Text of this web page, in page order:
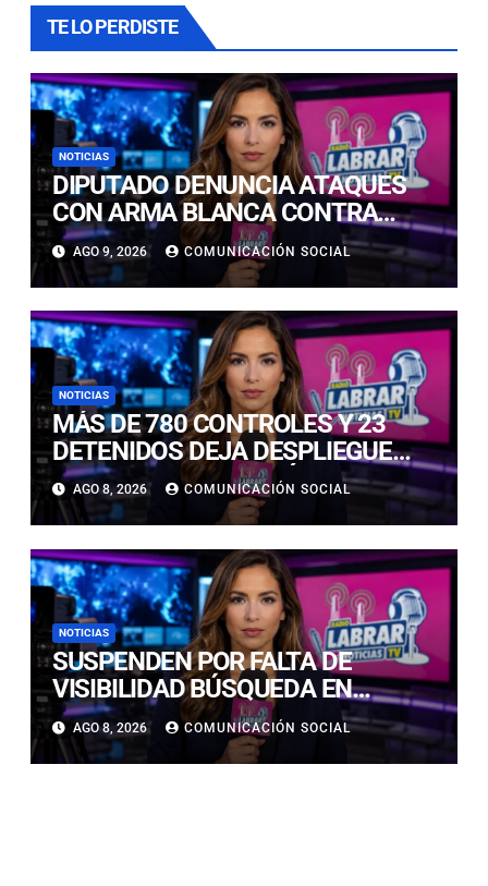
TE LO PERDISTE
NOTICIAS
DIPUTADO DENUNCIA ATAQUES
CON ARMA BLANCA CONTRA
LOBOS MARINOS EN
ANTOFAGASTA
AGO 9, 2026 COMUNICACIÓN SOCIAL
NOTICIAS
MÁS DE 780 CONTROLES Y 23
DETENIDOS DEJA DESPLIEGUE
POLICIAL EN COPIAPÓ Y CALDERA
AGO 8, 2026 COMUNICACIÓN SOCIAL
NOTICIAS
SUSPENDEN POR FALTA DE
VISIBILIDAD BÚSQUEDA EN
CALDERILLA: OPERATIVO SE
RETOMARÁ ESTE DOMINGO
AGO 8, 2026 COMUNICACIÓN SOCIAL